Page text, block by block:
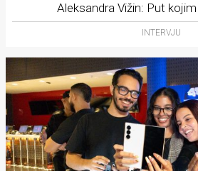
Aleksandra Vižin: Put
INTERVJU